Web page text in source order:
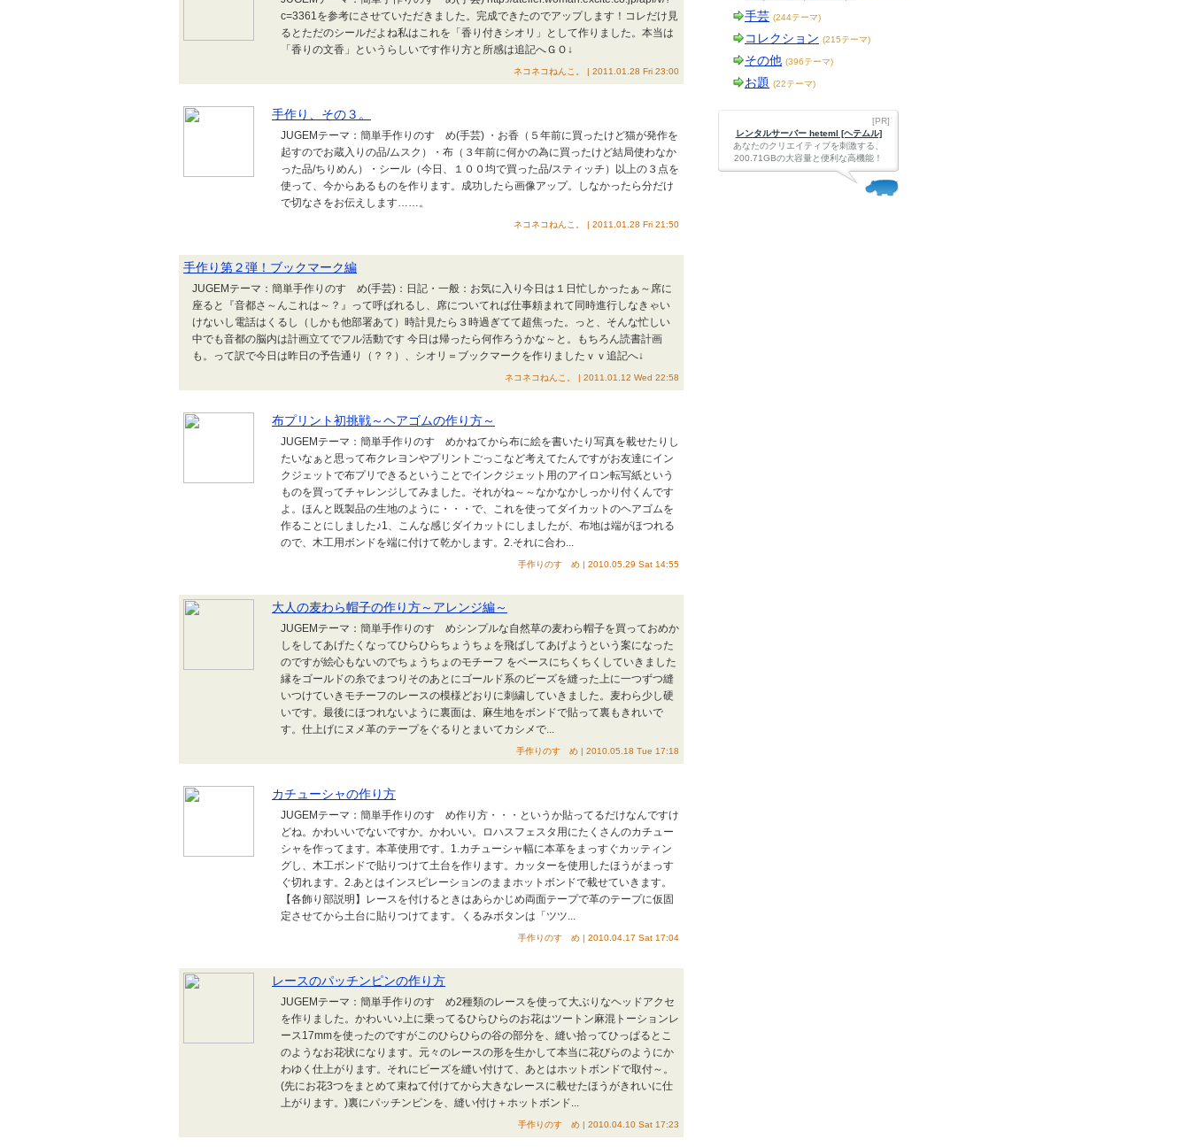
c=3361を参考にさせていただきました。完成できたのでアップします！コレだけ見
るとただのシールだよね私はこれを「香り付きシオリ」として作りました。本当は
「香りの文香」というらしいです作り方と所感は追記へＧＯ↓
ネコネコねんこ。 | 2011.01.28 Fri 23:00
手作り、その３。
JUGEMテーマ：簡単手作りのすゝめ(手芸) ・お香（５年前に買ったけど猫が発作を
起すのでお蔵入りの品/ムスク）・布（３年前に何かの為に買ったけど結局使わなか
った品/ちりめん）・シール（今日、１００均で買った品/スティッチ）以上の３点を
使って、今からあるものを作ります。成功したら画像アップ。しなかったら分だけ
で切なさをお伝えします……。
ネコネコねんこ。 | 2011.01.28 Fri 21:50
手作り第２弾！ブックマーク編
JUGEMテーマ：簡単手作りのすゝめ(手芸)：日記・一般：お気に入り今日は１日忙しかったぁ～席に
座ると『音都さ～んこれは～？』って呼ばれるし、席についてれば仕事頼まれて同時進行しなきゃい
けないし電話はくるし（しかも他部署あて）時計見たら３時過ぎてて超焦った。っと、そんな忙しい
中でも音都の脳内は計画立てでフル活動です 今日は帰ったら何作ろうかな～と。もちろん読書計画
も。って訳で今日は昨日の予告通り（？？）、シオリ＝ブックマークを作りましたｖｖ追記へ↓
ネコネコねんこ。 | 2011.01.12 Wed 22:58
布プリント初挑戦～ヘアゴムの作り方～
JUGEMテーマ：簡単手作りのすゝめかねてから布に絵を書いたり写真を載せたりし
たいなぁと思って布クレヨンやプリントごっこなど考えてたんですがお友達にイン
クジェットで布プリできるということでインクジェット用のアイロン転写紙という
ものを買ってチャレンジしてみました。それがね～～なかなかしっかり付くんです
よ。ほんと既製品の生地のように・・・で、これを使ってダイカットのヘアゴムを
作ることにしました♪1、こんな感じダイカットにしましたが、布地は端がほつれる
ので、木工用ボンドを端に付けて乾かします。2.それに合わ...
手作りのすゝめ | 2010.05.29 Sat 14:55
大人の麦わら帽子の作り方～アレンジ編～
JUGEMテーマ：簡単手作りのすゝめシンプルな自然草の麦わら帽子を買っておめか
しをしてあげたくなってひらひらちょうちょを飛ばしてあげようという案になった
のですが絵心もないのでちょうちょのモチーフ をベースにちくちくしていきました
縁をゴールドの糸でまつりそのあとにゴールド系のビーズを縫った上に一つずつ縫
いつけていきモチーフのレースの模様どおりに刺繍していきました。麦わら少し硬
いです。最後にほつれないように裏面は、麻生地をボンドで貼って裏もきれいで
す。仕上げにヌメ革のテープをぐるりとまいてカシメで...
手作りのすゝめ | 2010.05.18 Tue 17:18
カチューシャの作り方
JUGEMテーマ：簡単手作りのすゝめ作り方・・・というか貼ってるだけなんですけ
どね。かわいいでないですか。かわいい。ロハスフェスタ用にたくさんのカチュー
シャを作ってます。本革使用です。1.カチューシャ幅に本革をまっすぐカッティン
グし、木工ボンドで貼りつけて土台を作ります。カッターを使用したほうがまっす
ぐ切れます。2.あとはインスピレーションのままホットボンドで載せていきます。
【各飾り部説明】レースを付けるときはあらかじめ両面テープで革のテープに仮固
定させてから土台に貼りつけてます。くるみボタンは「ツツ...
手作りのすゝめ | 2010.04.17 Sat 17:04
レースのパッチンピンの作り方
JUGEMテーマ：簡単手作りのすゝめ2種類のレースを使って大ぶりなヘッドアクセ
を作りました。かわいい♪上に乗ってるひらひらのお花はツートン麻混トーションレ
ース17mmを使ったのですがこのひらひらの谷の部分を、縫い拾ってひっぱるとこ
のようなお花状になります。元々のレースの形を生かして本当に花びらのようにか
わゆく仕上がります。それにビーズを縫い付けて、あとはホットボンドで取付～。
(先にお花3つをまとめて束ねて付けてから大きなレースに載せたほうがきれいに仕
上がります。)裏にパッチンピンを、縫い付け＋ホットボンド...
手作りのすゝめ | 2010.04.10 Sat 17:23
手芸 (244テーマ)
コレクション (215テーマ)
その他 (396テーマ)
お題 (22テーマ)
[PR]
レンタルサーバー heteml [ヘテムル]
あなたのクリエイティブを刺激する、
200.71GBの大容量と便利な高機能！